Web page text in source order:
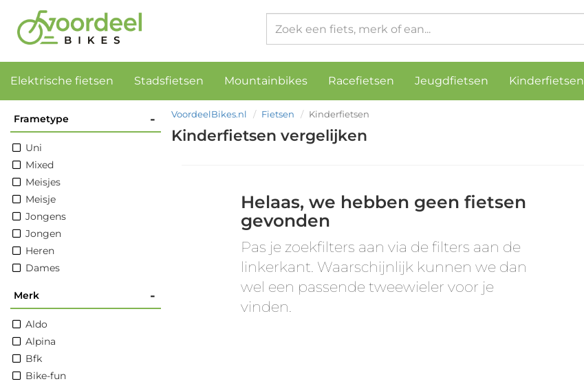
Elektrische fietsen Stadsfietsen Mountainbikes Racefietsen Jeugdfietsen Kinderfietsen
Frametype -
Uni
Mixed
Meisjes
Meisje
Jongens
Jongen
Heren
Dames
Merk -
Aldo
Alpina
Bfk
Bike-fun
VoordeelBikes.nl Fietsen Kinderfietsen
Kinderfietsen vergelijken
Helaas, we hebben geen fietsen
gevonden
Pas je zoekfilters aan via de filters aan de
linkerkant. Waarschijnlijk kunnen we dan
wel een passende tweewieler voor je
vinden.